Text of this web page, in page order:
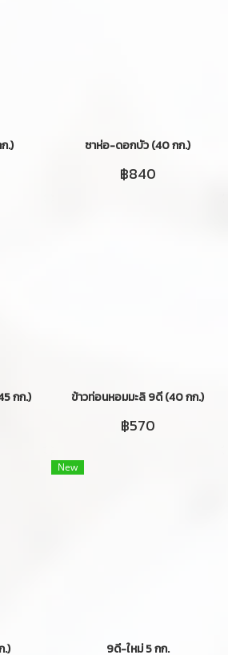
.) ซาห่อ-ดอกบัว (40 กก.)
฿840
กก.) ข้าวท่อนหอมมะลิ 9ดี (40 กก.)
฿570
.)
New
9ดี-ใหม่ 5 กก.